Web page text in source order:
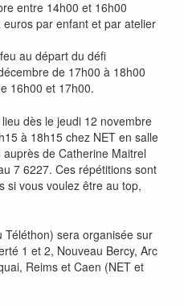
entre 14h00 et 16h00
par enfant et par atelier
au départ du défi
de 17h00 à 18h00
16h00 et 17h00.
dès le jeudi 12 novembre
à 18h15 chez NET en salle
de Catherine Maitrel
7 6227. Ces répétitions sont
si vous voulez être au top,
sera organisée sur
1 et 2, Nouveau Bercy, Arc
Reims et Caen (NET et